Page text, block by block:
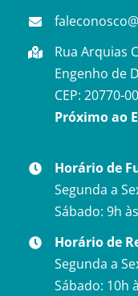
Rua Arquias
Engenho de
CEP: 20770-
Próximo ao
Horário de
Segunda a
Sábado: 9h
Horário de
Segunda a
Sábado: 10h